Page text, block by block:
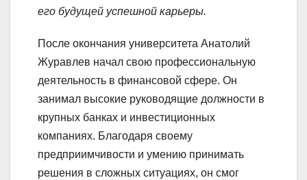
его будущей успешной карьеры.
После окончания университета Анатолий
Журавлев начал свою профессиональную
деятельность в финансовой сфере. Он
занимал высокие руководящие должности в
крупных банках и инвестиционных
компаниях. Благодаря своему
предприимчивости и умению принимать
решения в сложных ситуациях, он смог